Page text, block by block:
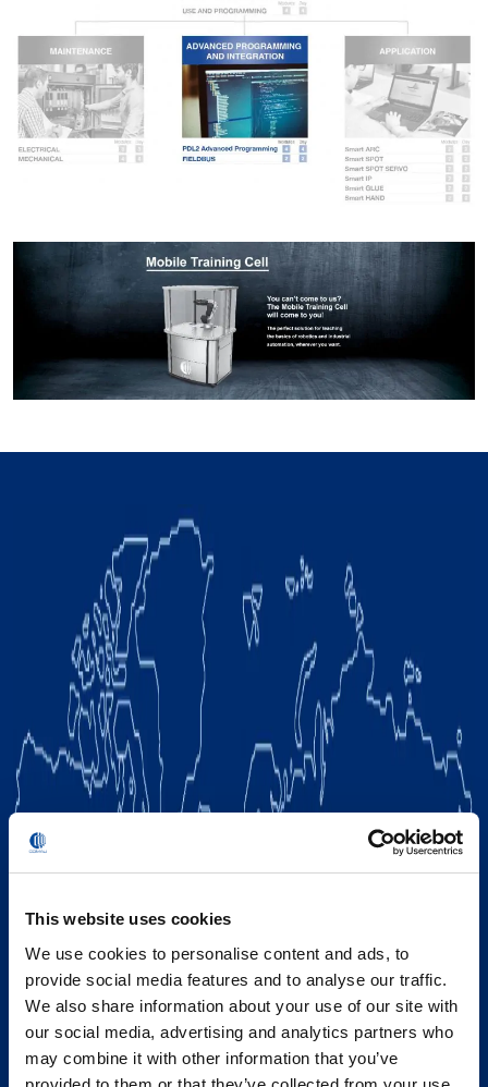
This website uses cookies
We use cookies to personalise content and ads, to
provide social media features and to analyse our traffic.
We also share information about your use of our site with
our social media, advertising and analytics partners who
may combine it with other information that you’ve